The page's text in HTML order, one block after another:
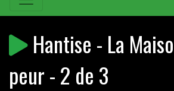
Hantise - La
peur - 2 de 3